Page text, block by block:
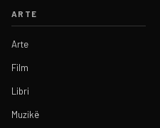
ARTE
Arte
Film
Libri
Muzikë